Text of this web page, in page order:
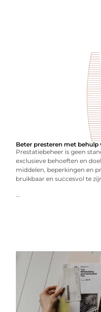
Beter presteren met behulp
Prestatiebeheer is geen
exclusieve behoeften en
middelen, beperkingen en
bruikbaar en succesvol te
...